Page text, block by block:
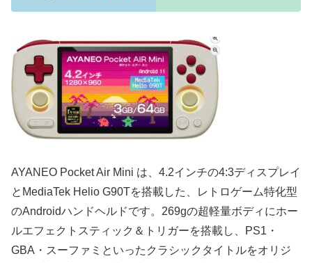
AYANEO Pocket Air Mini は、4.2インチの4:3ディスプレイ
とMediaTek Helio G90Tを搭載した、レトロゲーム特化型
のAndroidハンドヘルドです。269gの超軽量ボディにホー
ルエフェクトスティック＆トリガーを搭載し、PS1・
GBA・スーファミといったクラシックタイトルをオリジ